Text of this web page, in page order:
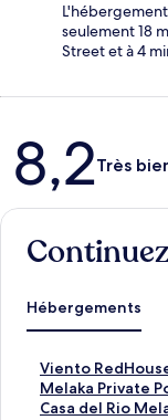
seulement 18
Street et à 4
Avis
8,2Très
Hébergements
Viento
L
i
e
Melaka Private
L
iCasa del Rio
L